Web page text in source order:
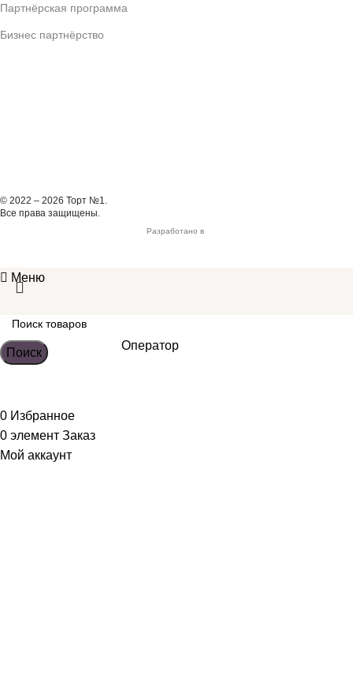
Партнёрская программа
Бизнес партнёрство
© 2022 – 2026 Торт №1.
Все права защищены.
Разработано в
Поиск
Меню
Оператор
0 Избранное
0 элемент Заказ
Мой аккаунт